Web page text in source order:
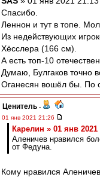
Спасибо.
Леннон и тут в топе.
Из недействующих
Хёсслера (166 см).
А есть топ-10
Думаю, Булгаков точно
Оганесян вошёл бы. По
Ценитель -
01 янв 2021 21:26
Карелин » 01 янв 2021
Аленичев нравился
от Федуна.
Кому нравился